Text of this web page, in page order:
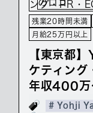
残業20時間未満
月給25万円以上
【東京都
ケティング
年収400万
# Yohji